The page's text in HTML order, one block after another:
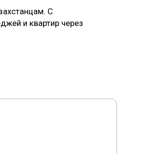
‎С
и квартир через